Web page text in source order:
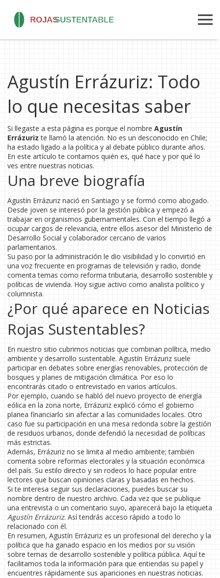
Agustín Errázuriz: Todo
lo que necesitas saber
Si llegaste a esta página es porque el nombre Agustín
Errázuriz te llamó la atención. No es un desconocido en Chile;
ha estado ligado a la política y al debate público durante años.
En este artículo te contamos quién es, qué hace y por qué lo
ves entre nuestras noticias.
Una breve biografía
Agustín Errázuriz nació en Santiago y se formó como abogado.
Desde joven se interesó por la gestión pública y empezó a
trabajar en organismos gubernamentales. Con el tiempo llegó a
ocupar cargos de relevancia, entre ellos asesor del Ministerio de
Desarrollo Social y colaborador cercano de varios
parlamentarios.
Su paso por la administración le dio visibilidad y lo convirtió en
una voz frecuente en programas de televisión y radio, donde
comenta temas como reforma tributaria, desarrollo sostenible y
políticas de vivienda. Hoy sigue activo como analista político y
columnista.
¿Por qué aparece en Noticias
Rojas Sustentables?
En nuestro sitio cubrimos noticias que combinan política, medio
ambiente y desarrollo sustentable. Agustín Errázuriz suele
participar en debates sobre energías renovables, protección de
bosques y planes de mitigación climática. Por eso lo
encontrarás citado o entrevistado en varios artículos.
Por ejemplo, cuando se habló del nuevo proyecto de energía
eólica en la zona norte, Errázuriz explicó cómo el gobierno
planea financiarlo sin afectar a las comunidades locales. Otro
caso fue su participación en una mesa redonda sobre la gestión
de residuos urbanos, donde defendió la necesidad de políticas
más estrictas.
Además, Errázuriz no se limita al medio ambiente; también
comenta sobre reformas electorales y la situación económica
del país. Su estilo directo y sin rodeos lo hace popular entre
lectores que buscan opiniones claras y basadas en hechos.
Si te interesa seguir sus declaraciones, puedes buscar su
nombre dentro de nuestro archivo. Cada vez que se publique
una entrevista o un comentario suyo, aparecerá bajo la etiqueta
Agustín Errázuriz. Así tendrás acceso rápido a todo lo
relacionado con él.
En resumen, Agustín Errázuriz es un profesional del derecho y la
política que ha ganado espacio en los medios por su visión
sobre temas de desarrollo sostenible y política pública. Aquí te
facilitamos toda la información para que entiendas su papel y
encuentres rápidamente sus apariciones en nuestras noticias.